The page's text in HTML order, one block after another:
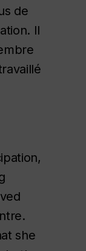
de
Il
she